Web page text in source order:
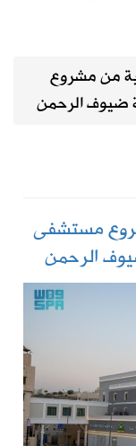
من مشروع
ضيوف الرحمن
مستشفى
الرحمن